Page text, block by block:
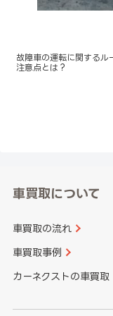
故障車の運転に関するル
注意点とは？
車買取について
車買取の流れ
車買取事例
カーネクストの車買取